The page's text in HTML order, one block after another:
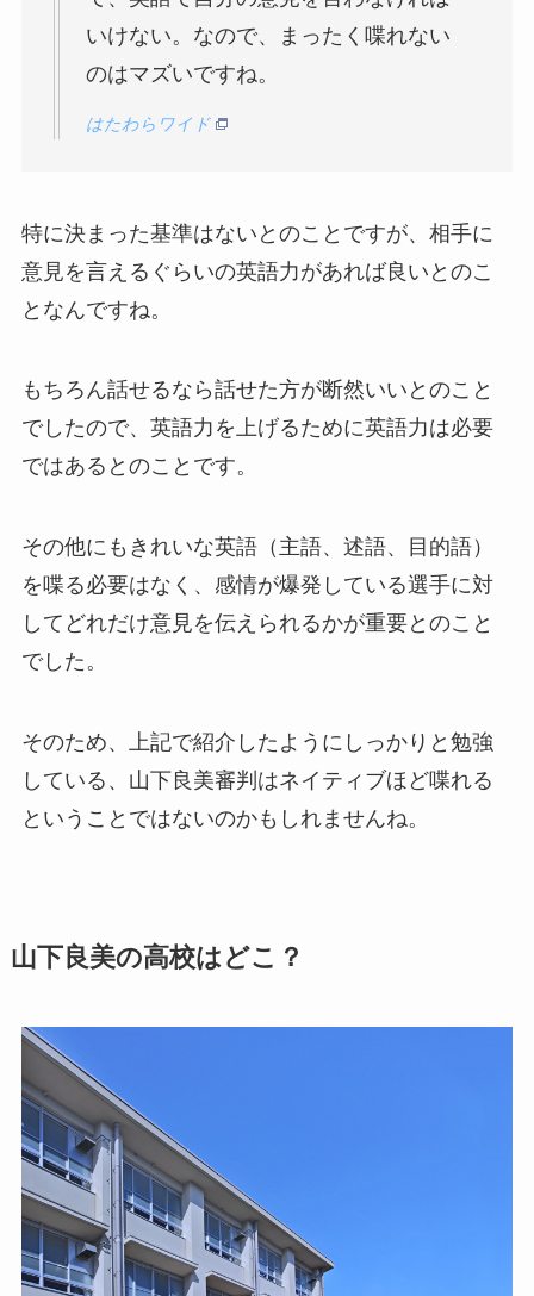
いけない。なので、まったく喋れない
のはマズいですね。
はたわらワイド
特に決まった基準はないとのことですが、相手に
意見を言えるぐらいの英語力があれば良いとのこ
となんですね。
もちろん話せるなら話せた方が断然いいとのこと
でしたので、英語力を上げるために英語力は必要
ではあるとのことです。
その他にもきれいな英語（主語、述語、目的語）
を喋る必要はなく、感情が爆発している選手に対
してどれだけ意見を伝えられるかが重要とのこと
でした。
そのため、上記で紹介したようにしっかりと勉強
している、山下良美審判はネイティブほど喋れる
ということではないのかもしれませんね。
山下良美の高校はどこ？